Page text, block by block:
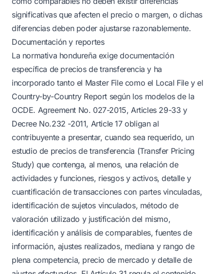
significativas que afecten el precio o margen, o dichas
diferencias deben poder ajustarse razonablemente.
Documentación y reportes
La normativa hondureña exige documentación
específica de precios de transferencia y ha
incorporado tanto el Master File como el Local File y el
Country-by-Country Report según los modelos de la
OCDE. Agreement No. 027-2015, Articles 29-33 y
Decree No.232 -2011, Article 17 obligan al
contribuyente a presentar, cuando sea requerido, un
estudio de precios de transferencia (Transfer Pricing
Study) que contenga, al menos, una relación de
actividades y funciones, riesgos y activos, detalle y
cuantificación de transacciones con partes vinculadas,
identificación de sujetos vinculados, método de
valoración utilizado y justificación del mismo,
identificación y análisis de comparables, fuentes de
información, ajustes realizados, mediana y rango de
plena competencia, precio de mercado y detalle de